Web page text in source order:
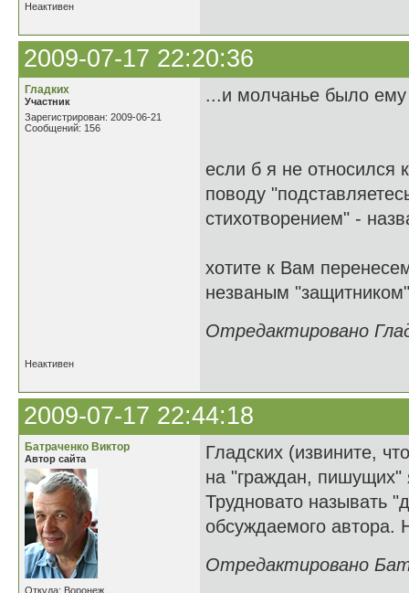
Неактивен
2009-07-17 22:20:36
Гладких
Участник
Зарегистрирован: 2009-06-21
Сообщений: 156
...и молчанье было ему
если б я не
поводу
стихотворением" -
хотите к Вам
незваным
Отредактировано
Неактивен
2009-07-17 22:44:18
Батраченко Виктор
Автор сайта
Откуда: Воронеж
Гладских (извините,
на "граждан, пишущих"
Трудновато называть
обсуждаемого автора.
Отредактировано